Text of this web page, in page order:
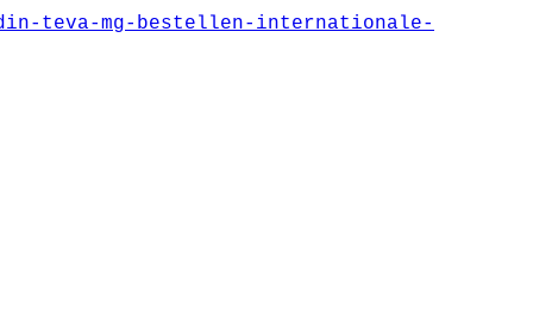
teva-mg-bestellen-internationale-